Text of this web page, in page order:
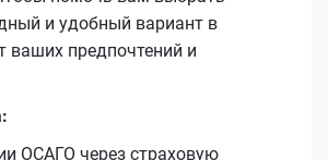
и удобный вариант в
ваших предпочтений и
ОСАГО через страховую